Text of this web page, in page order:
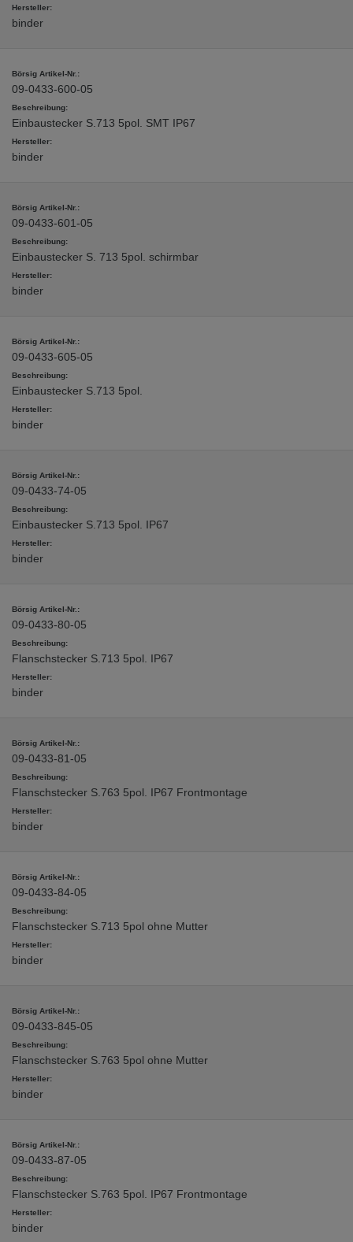
binder
09-0433-600-05
Einbaustecker S.713 5pol. SMT IP67
binder
09-0433-601-05
Einbaustecker S. 713 5pol. schirmbar
binder
09-0433-605-05
Einbaustecker S.713 5pol.
binder
09-0433-74-05
Einbaustecker S.713 5pol. IP67
binder
09-0433-80-05
Flanschstecker S.713 5pol. IP67
binder
09-0433-81-05
Flanschstecker S.763 5pol. IP67 Frontmontage
binder
09-0433-84-05
Flanschstecker S.713 5pol ohne Mutter
binder
09-0433-845-05
Flanschstecker S.763 5pol ohne Mutter
binder
09-0433-87-05
Flanschstecker S.763 5pol. IP67 Frontmontage
binder